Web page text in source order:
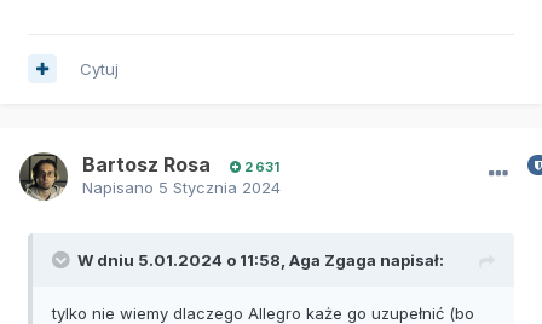
Cytuj
Bartosz Rosa 2 631
Napisano 5 Stycznia 2024
W dniu 5.01.2024 o 11:58, Aga Zgaga napisał:
tylko nie wiemy dlaczego Allegro każe go uzupełnić (bo